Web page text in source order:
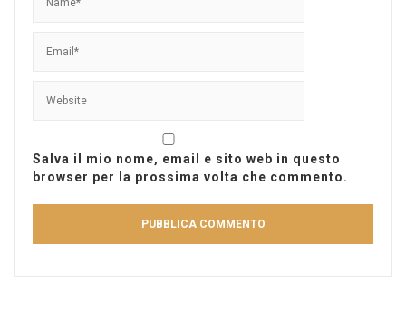
Salva il mio nome, email e sito web in questo
browser per la prossima volta che commento.